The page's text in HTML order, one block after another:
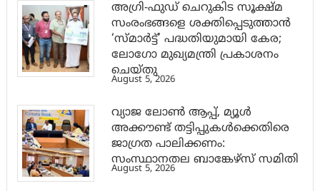
അഗ്രി-ഫുഡ് ചെറുകിട സൂക്ഷ്മ
സംരംഭങ്ങളെ ശക്തിപ്പെടുത്താന്‍
‘സ്മാര്‍ട്ട്’ പദ്ധതിയുമായി കേര;
ലോഗോ മുഖ്യമന്ത്രി പ്രകാശനം
ചെയ്തു
August 5, 2026
വ്യാജ ലോൺ ആപ്പ്, മ്യൂൾ
അക്കൗണ്ട് തട്ടിപ്പുകൾക്കെതിരെ
ജാ​ഗ്രത പാലിക്കണം:
സംസ്ഥാനതല ബാങ്കേഴ്സ് സമിതി
August 5, 2026